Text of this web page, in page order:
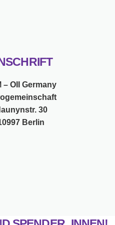
– OII Germany
30
Berlin